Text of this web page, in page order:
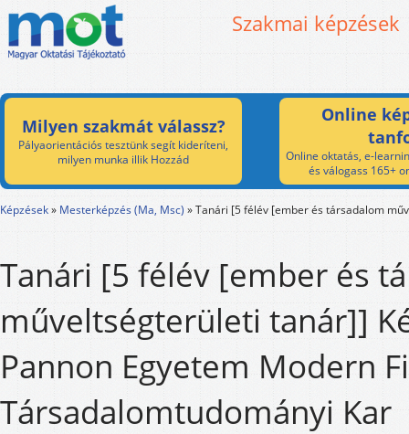
Szakmai képzések
Milyen szakmát válassz?
Pályaorientációs tesztünk segít kideríteni,
milyen munka illik Hozzád
Online
Online oktatás, e-
és válogass 165+
Képzések» Mesterképzés (Ma, Msc) »Tanári [5 félév [ember és társadalom
Tanári [5 félév [ember és
műveltségterületi tanár]]
Pannon Egyetem Modern
Társadalomtudományi Kar